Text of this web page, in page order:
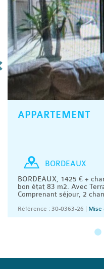
APPARTEMENT
BORDEAUX
BORDEAUX, 1425 € +
bon état 83 m2. Avec
Comprenant séjour, 2
Référence : 30-0363-26 Mise